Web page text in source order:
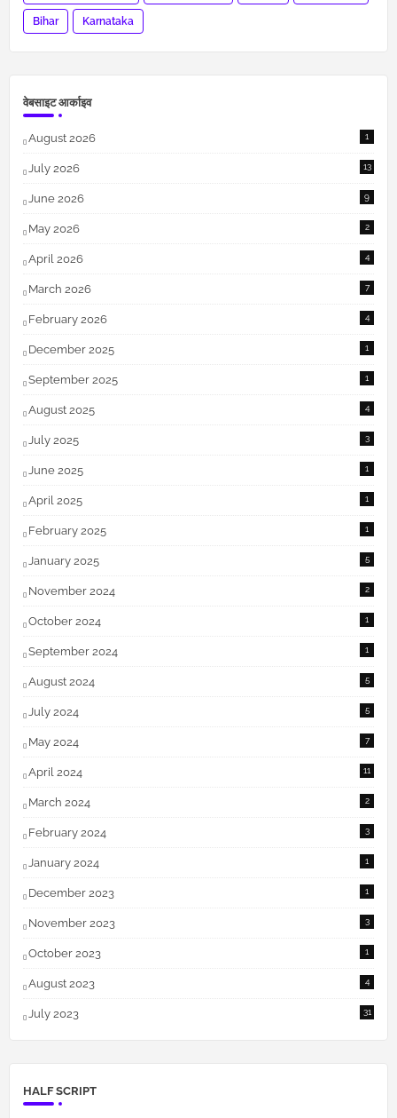
Bihar Karnataka
वेबसाइट आर्काइव
August 2026 1
July 2026 13
June 2026 9
May 2026 2
April 2026 4
March 2026 7
February 2026 4
December 2025 1
September 2025 1
August 2025 4
July 2025 3
June 2025 1
April 2025 1
February 2025 1
January 2025 5
November 2024 2
October 2024 1
September 2024 1
August 2024 5
July 2024 5
May 2024 7
April 2024 11
March 2024 2
February 2024 3
January 2024 1
December 2023 1
November 2023 3
October 2023 1
August 2023 4
July 2023 31
HALF SCRIPT